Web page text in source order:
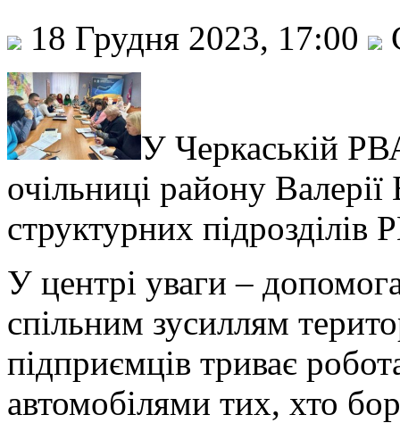
18 Грудня 2023, 17:00
У Черкаській
очільниці району
структурних підрозділів
У центрі уваги –
спільним зусиллям
підприємців триває
автомобілями тих, хто